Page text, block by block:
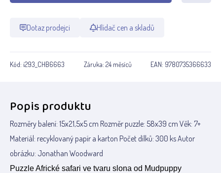
Dotaz prodejci Hlídač cen a skladů
Kód: i293_CHB6663 Záruka: 24 měsíců EAN: 9780735366633
Popis produktu
Rozměry balení: 15x21,5x5 cm Rozměr puzzle: 58x39 cm Věk: 7+
Materiál: recyklovaný papír a karton Počet dílků: 300 ks Autor
obrázku: Jonathan Woodward
Puzzle Africké safari ve tvaru slona od Mudpuppy